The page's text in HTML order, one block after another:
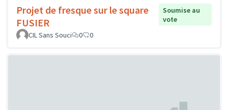
Projet de fresque sur le square
FUSIER
Soumise au
vote
CIL Sans Souci
0 0